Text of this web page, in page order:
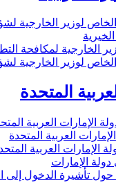
لوزير الخارجية
الخارجية لمكافحة
لوزير الخارجية
المتحدة
الإمارات العربية
العربية المتحدة
الإمارات العربية
دولة الإمارات
تأشيرة الدخول إلى